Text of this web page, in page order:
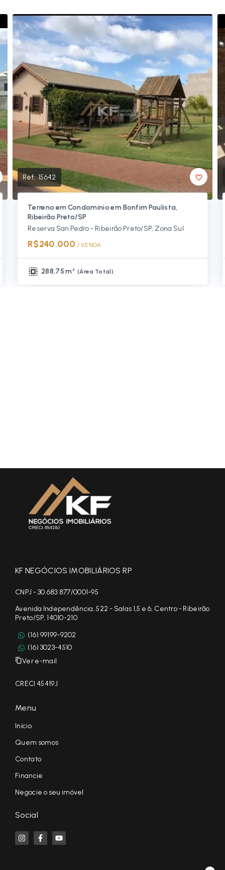
Ref.:15642
Terreno em Condomínio em Bonfim Paulista,
Ribeirão Preto/SP
Reserva San Pedro - Ribeirão Preto/SP, Zona Sul
R$240.000 / VENDA
288,75 m² (Área Total )
KF NEGÓCIOS IMOBILIÁRIOS RP
CNPJ - 30.683.877/0001-95
Avenida Independência, 522 - Salas 1,5 e 6, Centro - Ribeirão
Preto/SP, 14010-210
(16) 99199-9202
(16) 3023-4510
Ver e-mail
CRECI 45419J
Menu
Início
Quem somos
Contato
Financie
Negocie o seu imóvel
Social